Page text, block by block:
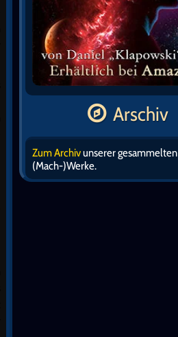
Arschiv
Zum Archivunserer gesammelten
(Mach-)Werke.